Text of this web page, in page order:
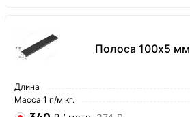
Полоса 100х5 мм
Длина
Масса 1 п/м кг.